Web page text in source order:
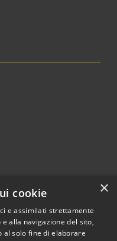
© 2026 • Comune di
×
cookie
e assimilati strettamente
alla navigazione del sito,
al solo fine di elaborare